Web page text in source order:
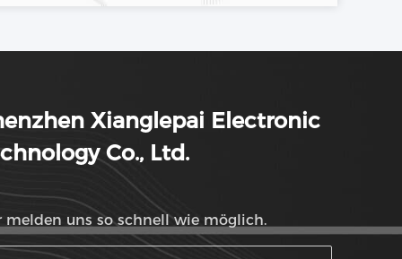
Xianglepai Electronic
Co., Ltd.
melden uns so schnell wie möglich.